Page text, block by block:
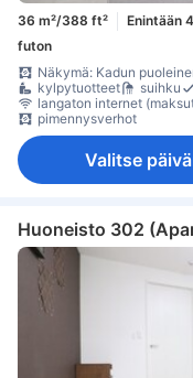
36 m²/388 ft² Enintään
futon
Näkymä: Kadun
kylpytuotteet
suihku
langaton internet
pimennysverhot
Valitse
Huoneisto 302